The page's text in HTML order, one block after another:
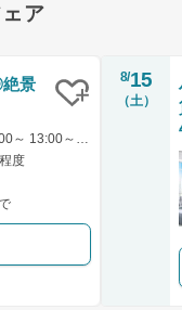
ア
景
度
8/15
（土）